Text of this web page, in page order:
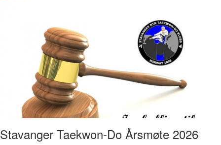
Stavanger Taekwon-Do Årsmøte 2026